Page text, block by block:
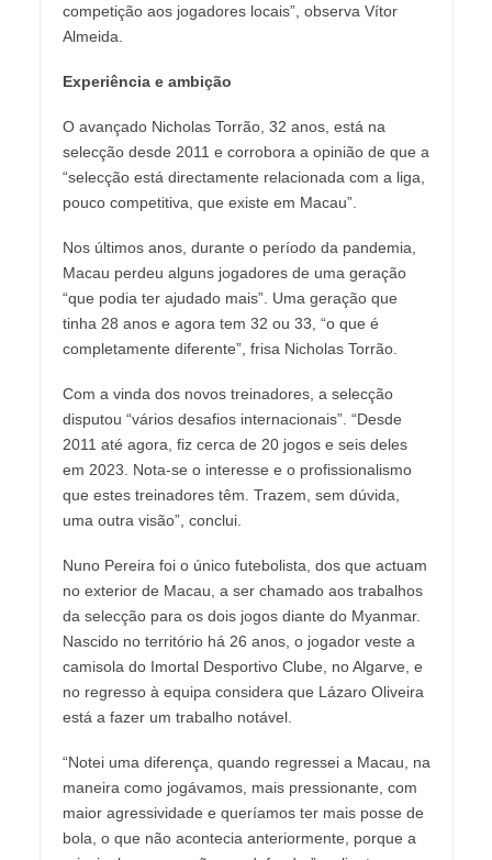
competição aos jogadores locais”, observa Vítor
Almeida.
Experiência e ambição
O avançado Nicholas Torrão, 32 anos, está na
selecção desde 2011 e corrobora a opinião de que a
“selecção está directamente relacionada com a liga,
pouco competitiva, que existe em Macau”.
Nos últimos anos, durante o período da pandemia,
Macau perdeu alguns jogadores de uma geração
“que podia ter ajudado mais”. Uma geração que
tinha 28 anos e agora tem 32 ou 33, “o que é
completamente diferente”, frisa Nicholas Torrão.
Com a vinda dos novos treinadores, a selecção
disputou “vários desafios internacionais”. “Desde
2011 até agora, fiz cerca de 20 jogos e seis deles
em 2023. Nota-se o interesse e o profissionalismo
que estes treinadores têm. Trazem, sem dúvida,
uma outra visão”, conclui.
Nuno Pereira foi o único futebolista, dos que actuam
no exterior de Macau, a ser chamado aos trabalhos
da selecção para os dois jogos diante do Myanmar.
Nascido no território há 26 anos, o jogador veste a
camisola do Imortal Desportivo Clube, no Algarve, e
no regresso à equipa considera que Lázaro Oliveira
está a fazer um trabalho notável.
“Notei uma diferença, quando regressei a Macau, na
maneira como jogávamos, mais pressionante, com
maior agressividade e queríamos ter mais posse de
bola, o que não acontecia anteriormente, porque a